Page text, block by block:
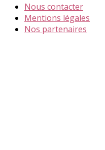
Nous contacter
Mentions légales
Nos partenaires